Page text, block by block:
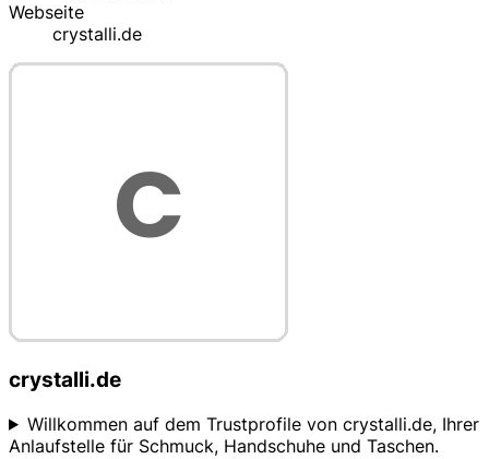
Webseite
crystalli.de
crystalli.de
Willkommen auf dem Trustprofile von crystalli.de, Ihrer
Anlaufstelle für Schmuck, Handschuhe und Taschen.